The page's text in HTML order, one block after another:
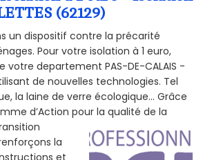
(62129)
un dispositif contre la précarité
Pour votre isolation à 1 euro,
votre departement PAS-DE-CALAIS -
de nouvelles technologies. Tel
la laine de verre écologique... Grâce
d’Action pour la qualité de la
la
et